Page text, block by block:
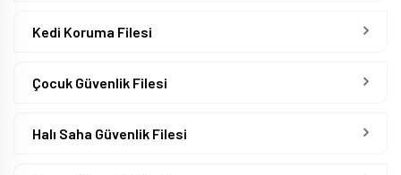
Kedi Koruma Filesi
Çocuk Güvenlik Filesi
Halı Saha Güvenlik Filesi